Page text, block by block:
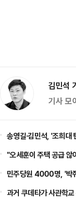
김민석
기사 모
송영길·김민석, '조희
"오세훈이 주택 공급
민주당원 4000명, '박
과거 쿠데타가 사관학